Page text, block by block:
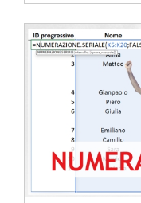
reporting in
Experta
xlsx
excel
excel facile
excel tips
excel
funzione
lambda
Rateo
Risconto